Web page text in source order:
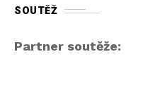
SOUTĚŽ
Partner soutěže: